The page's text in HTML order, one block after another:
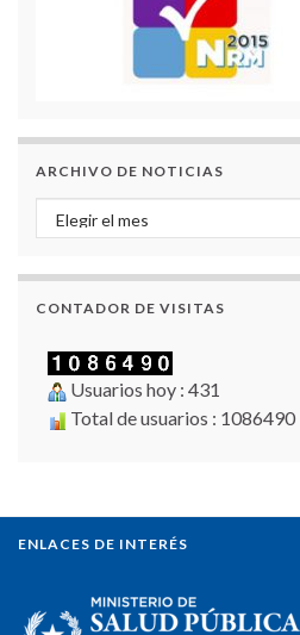
ARCHIVO DE NOTICIAS
Archivo de Noticias
CONTADOR DE VISITAS
Usuarios hoy : 431
Total de usuarios : 1086490
ENLACES DE INTERÉS